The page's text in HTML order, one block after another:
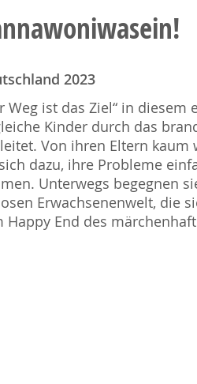
2023
Weg ist das Ziel“ in
Kinder durch das
Von ihren Eltern
dazu, ihre Probleme
Unterwegs begegnen
Erwachsenenwelt, die
Happy End des